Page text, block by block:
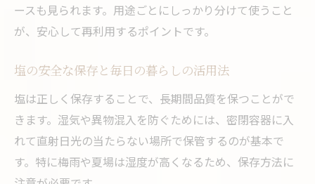
ースも見られます。用途ごとにしっかり分けて使うこと
が、安心して再利用するポイントです。
塩の安全な保存と毎日の暮らしの活用法
塩は正しく保存することで、長期間品質を保つことがで
きます。湿気や異物混入を防ぐためには、密閉容器に入
れて直射日光の当たらない場所で保管するのが基本で
す。特に梅雨や夏場は湿度が高くなるため、保存方法に